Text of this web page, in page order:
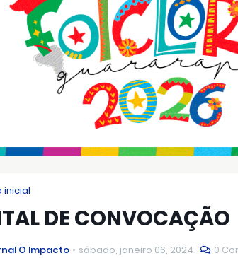
inicial
DE CONVOCAÇÃO
O Impacto sábado, janeiro 06, 2024 0